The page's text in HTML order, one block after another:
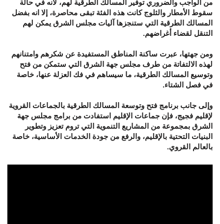
من الواجب والضروري توفير المسالك الطرقية لهم، لأنه في حالة
سقوط الأمطار والثلوج كانت هذه الفئة تبقى محاصرة، إلا انه بفضل
المسالك الطرقية التي ستنجزها آليات مجلس الشرق يمكن لهم
التنقل لقضاء أغراضهم.
ومن جهتها، عبرت ساكنة المناطق المستفيدة عن شكرهم وامتنانهم
لهذه الالتفاتة من طرف مجلس جهة الشرق التي ستمكن من فتح
وتوسيع المسالك الطرقية، ما سيساهم في فك العزلة عنها، خاصة
في فصل الشتاء.
وإلى جانب برنامج فتح وتوسعة المسالك الطرقية بالجماعات القروية
لإقليم فجيج، فإن جماعات الإقليم استفادت من برامج مجلس جهة
الشرق بمجموعة من المشاريع التنموية التي تروم تعزيز وتطوير
البنيات التحتية بالإقليم، والرفع من جودة الخدمات الأساسية، خاصة
بالعالم القروي.